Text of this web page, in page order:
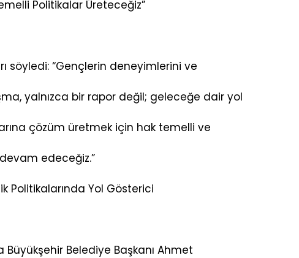
Politikalar Üreteceğiz”
söyledi: “Gençlerin deneyimlerini ve
yalnızca bir rapor değil; geleceğe dair yol
çözüm üretmek için hak temelli ve
edeceğiz.”
Politikalarında Yol Gösterici
Büyükşehir Belediye Başkanı Ahmet